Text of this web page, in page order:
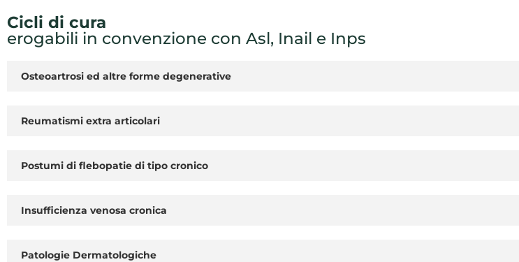
Cicli di cura
erogabili in convenzione con Asl, Inail e Inps
Osteoartrosi ed altre forme degenerative
Reumatismi extra articolari
Postumi di flebopatie di tipo cronico
Insufficienza venosa cronica
Patologie Dermatologiche